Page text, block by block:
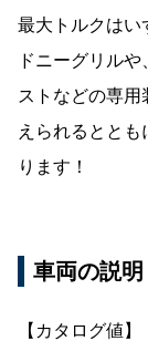
最大トルクはい
ドニーグリル
ストなどの専
えられるとと
ります！
車両の説明
【カタログ値】